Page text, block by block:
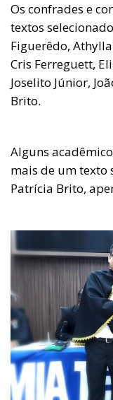
Os confrades e
textos
Figuerêdo,
Cris Ferreguett,
Joselito Júnior,
Brito.
Alguns
mais de um texto
Patrícia Brito,